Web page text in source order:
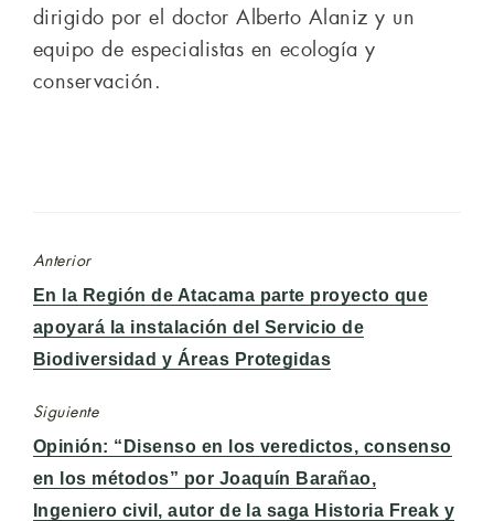
dirigido por el doctor Alberto Alaniz y un
equipo de especialistas en ecología y
conservación.
Anterior
Entrada
anterior:
En la Región de Atacama parte proyecto que
apoyará la instalación del Servicio de
Biodiversidad y Áreas Protegidas
Siguiente
Entrada
siguiente:
Opinión: “Disenso en los veredictos, consenso
en los métodos” por Joaquín Barañao,
Ingeniero civil, autor de la saga Historia Freak y